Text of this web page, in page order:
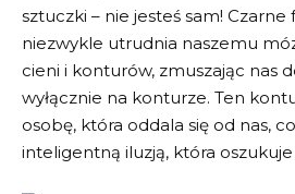
sztuczki – nie jesteś sam!
niezwykle utrudnia naszemu
cieni i konturów, zmuszając nas
wyłącznie na konturze. Ten
osobę, która oddala się od nas,
inteligentną iluzją, która